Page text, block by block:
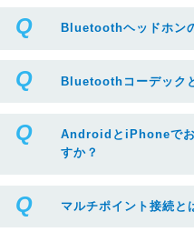
Bluetoothヘッドホン
Bluetoothコーデック
AndroidとiPhoneでお
すか？
マルチポイント接続と